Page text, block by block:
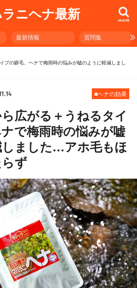
ニヘナ最新 search
最新情報 質問集
プの癖毛、ヘナで梅雨時の悩みが嘘のように軽減しまし
■ヘナの効果
広がる＋うねるタイ
で梅雨時の悩みが嘘
ました…アホ毛もほ
ず